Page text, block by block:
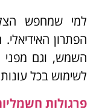
למי שמחפש
הפתרון
השמש, וגם
לשימוש בכל
פרגולות